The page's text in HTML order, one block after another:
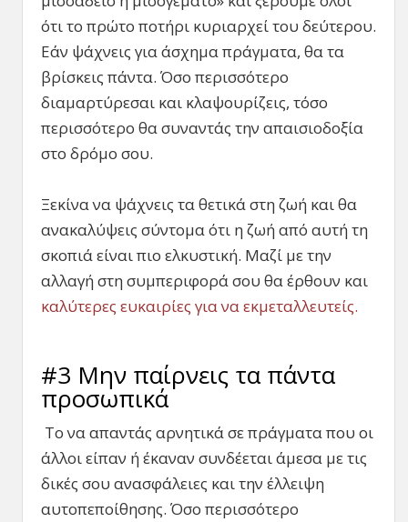
ότι το πρώτο ποτήρι κυριαρχεί του δεύτερου.
Εάν ψάχνεις για άσχημα πράγματα, θα τα
βρίσκεις πάντα. Όσο περισσότερο
διαμαρτύρεσαι και κλαψουρίζεις, τόσο
περισσότερο θα συναντάς την απαισιοδοξία
στο δρόμο σου.
Ξεκίνα να ψάχνεις τα θετικά στη ζωή και θα
ανακαλύψεις σύντομα ότι η ζωή από αυτή τη
σκοπιά είναι πιο ελκυστική. Μαζί με την
αλλαγή στη συμπεριφορά σου θα έρθουν και
καλύτερες ευκαιρίες για να εκμεταλλευτείς.
#3 Μην παίρνεις τα πάντα
προσωπικά
Το να απαντάς αρνητικά σε πράγματα που οι
άλλοι είπαν ή έκαναν συνδέεται άμεσα με τις
δικές σου ανασφάλειες και την έλλειψη
αυτοπεποίθησης. Όσο περισσότερο